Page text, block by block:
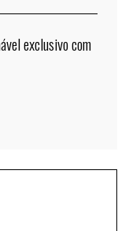
exclusivo com